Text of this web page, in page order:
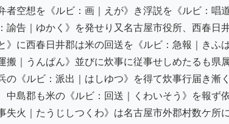
空想を《ルビ：画｜えが》き浮説を《ルビ：唱
告｜ゆかく》を発せり又名古屋市役所、西春日
に西春日井郡は米の回送を《ルビ：急報｜きふ
｜うんぱん》並びに炊事に従事せしめたるも県
《ルビ：派出｜はしゆつ》を得て炊事行届き漸
島郡も米の《ルビ：回送｜くわいそう》を報ず
火｜たうじしつくわ》は名古屋市外郡村数ケ所